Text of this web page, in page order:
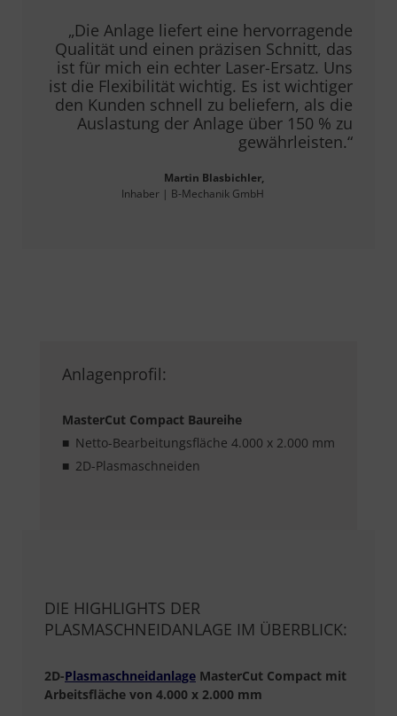
„Die Anlage liefert eine hervorragende
Qualität und einen präzisen Schnitt, das
ist für mich ein echter Laser-Ersatz. Uns
ist die Flexibilität wichtig. Es ist wichtiger
den Kunden schnell zu beliefern, als die
Auslastung der Anlage über 150 % zu
gewährleisten.“
Martin Blasbichler,
Inhaber | B-Mechanik GmbH
Anlagenprofil:
MasterCut Compact Baureihe
Netto-Bearbeitungsfläche 4.000 x 2.000 mm
2D-Plasmaschneiden
DIE HIGHLIGHTS DER
PLASMASCHNEIDANLAGE IM ÜBERBLICK:
2D-Plasmaschneidanlage MasterCut Compact mit
Arbeitsfläche von 4.000 x 2.000 mm